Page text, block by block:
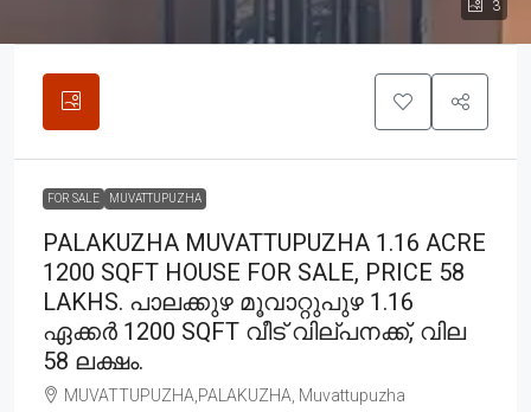
3
FOR SALE MUVATTUPUZHA
PALAKUZHA MUVATTUPUZHA 1.16 ACRE
1200 SQFT HOUSE FOR SALE, PRICE 58
LAKHS. പാലക്കുഴ മൂവാറ്റുപുഴ 1.16
ഏക്കർ 1200 SQFT വീട് വില്പനക്ക്, വില
58 ലക്ഷം.
MUVATTUPUZHA,PALAKUZHA, Muvattupuzha